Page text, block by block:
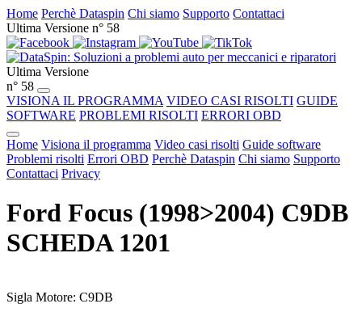
Home Perchè Dataspin Chi siamo Supporto Contattaci
Ultima Versione n° 58
Ultima Versione
n° 58
VISIONA IL PROGRAMMA VIDEO CASI RISOLTI GUIDE
SOFTWARE PROBLEMI RISOLTI ERRORI OBD
Home Visiona il programma Video casi risolti Guide software
Problemi risolti Errori OBD Perchè Dataspin Chi siamo Supporto
Contattaci Privacy
Ford Focus (1998>2004) C9DB
SCHEDA 1201
Sigla Motore: C9DB